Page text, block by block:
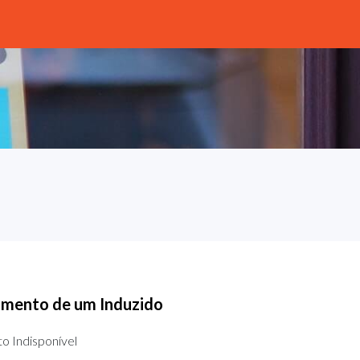
de um Induzido
Indisponível